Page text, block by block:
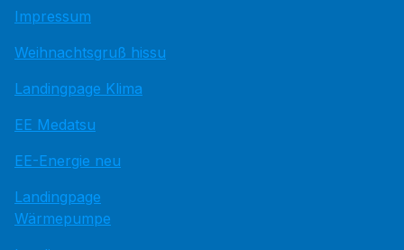
Impressum
Weihnachtsgruß hissu
Landingpage Klima
EE Medatsu
EE-Energie neu
Landingpage
Wärmepumpe